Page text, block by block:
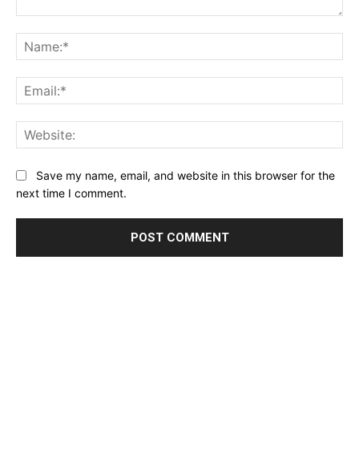
Save my name, email, and website in this browser for the
next time I comment.